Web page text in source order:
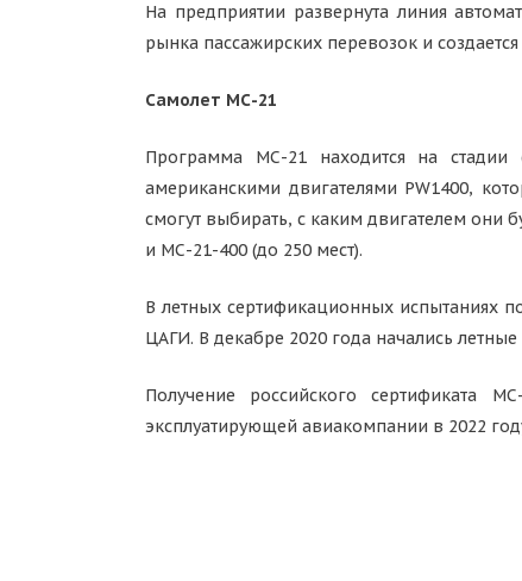
На предприятии развернута линия
рынка пассажирских перевозок и
Самолет МС-21
Программа МС-21 находится на стадии
американскими двигателями PW1400,
смогут выбирать, с каким двигателем они
и МС-21-400 (до 250 мест).
В летных сертификационных испытаниях
ЦАГИ. В декабре 2020 года начались
Получение российского сертификата
эксплуатирующей авиакомпании в 2022